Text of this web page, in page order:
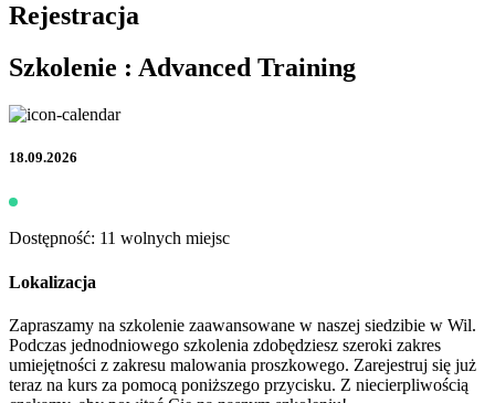
Rejestracja
Szkolenie : Advanced Training
18.09.2026
Dostępność: 11 wolnych miejsc
Lokalizacja
Zapraszamy na szkolenie zaawansowane w naszej siedzibie w Wil.
Podczas jednodniowego szkolenia zdobędziesz szeroki zakres
umiejętności z zakresu malowania proszkowego. Zarejestruj się już
teraz na kurs za pomocą poniższego przycisku. Z niecierpliwością